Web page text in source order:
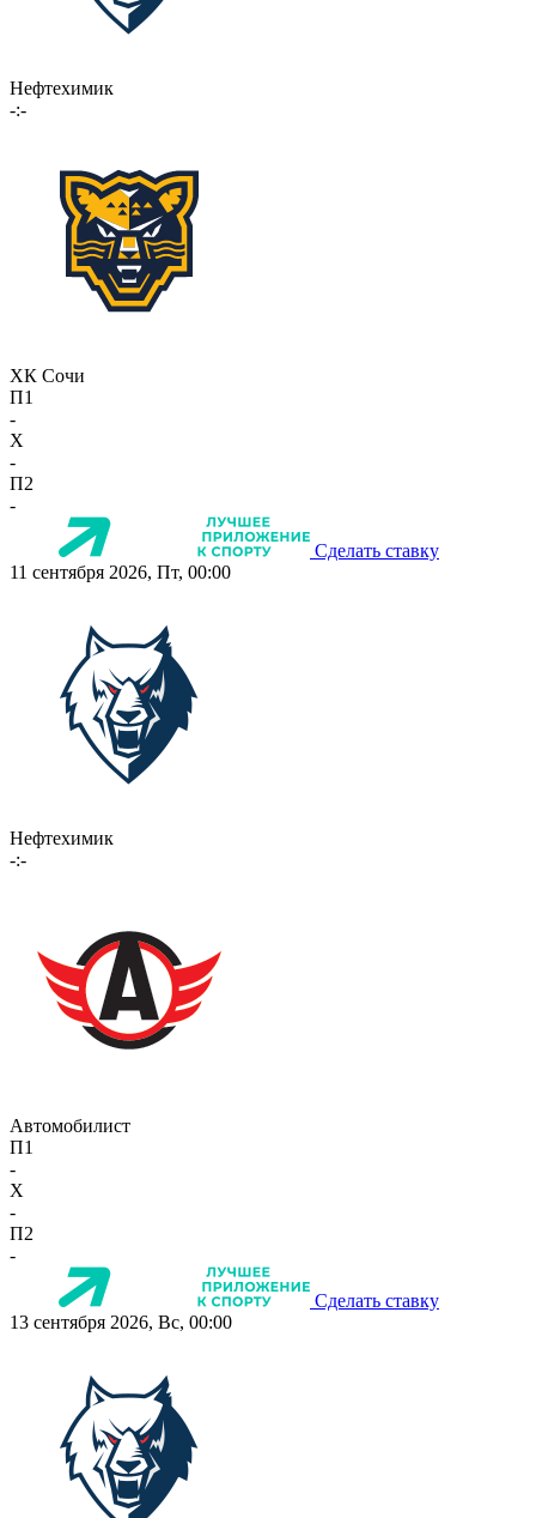
Нефтехимик
-:-
ХК Сочи
П1
-
X
-
П2
-
Сделать ставку
11 сентября 2026, Пт, 00:00
Нефтехимик
-:-
Автомобилист
П1
-
X
-
П2
-
Сделать ставку
13 сентября 2026, Вс, 00:00